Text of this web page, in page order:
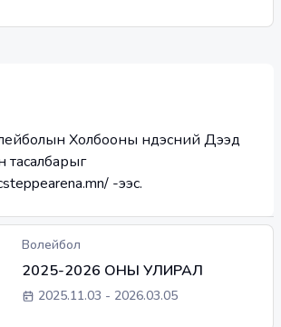
Холбооны Үндэсний Дээд
тасалбарыг
-ээс.
Волейбол
2025-2026 ОНЫ УЛИРАЛ
2025.11.03 - 2026.03.05